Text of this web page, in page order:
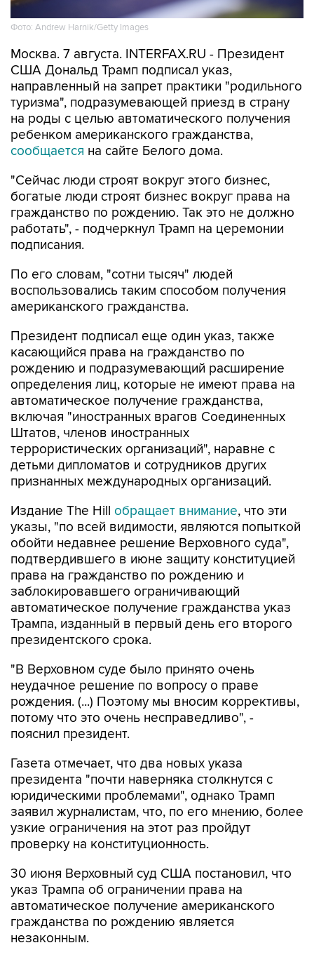
Фото: Andrew Harnik/Getty Images
Москва. 7 августа. INTERFAX.RU - Президент
США Дональд Трамп подписал указ,
направленный на запрет практики "родильного
туризма", подразумевающей приезд в страну
на роды с целью автоматического получения
ребенком американского гражданства,
сообщается на сайте Белого дома.
"Сейчас люди строят вокруг этого бизнес,
богатые люди строят бизнес вокруг права на
гражданство по рождению. Так это не должно
работать", - подчеркнул Трамп на церемонии
подписания.
По его словам, "сотни тысяч" людей
воспользовались таким способом получения
американского гражданства.
Президент подписал еще один указ, также
касающийся права на гражданство по
рождению и подразумевающий расширение
определения лиц, которые не имеют права на
автоматическое получение гражданства,
включая "иностранных врагов Соединенных
Штатов, членов иностранных
террористических организаций", наравне с
детьми дипломатов и сотрудников других
признанных международных организаций.
Издание The Hill обращает внимание, что эти
указы, "по всей видимости, являются попыткой
обойти недавнее решение Верховного суда",
подтвердившего в июне защиту конституцией
права на гражданство по рождению и
заблокировавшего ограничивающий
автоматическое получение гражданства указ
Трампа, изданный в первый день его второго
президентского срока.
"В Верховном суде было принято очень
неудачное решение по вопросу о праве
рождения. (...) Поэтому мы вносим коррективы,
потому что это очень несправедливо", -
пояснил президент.
Газета отмечает, что два новых указа
президента "почти наверняка столкнутся с
юридическими проблемами", однако Трамп
заявил журналистам, что, по его мнению, более
узкие ограничения на этот раз пройдут
проверку на конституционность.
30 июня Верховный суд США постановил, что
указ Трампа об ограничении права на
автоматическое получение американского
гражданства по рождению является
незаконным.